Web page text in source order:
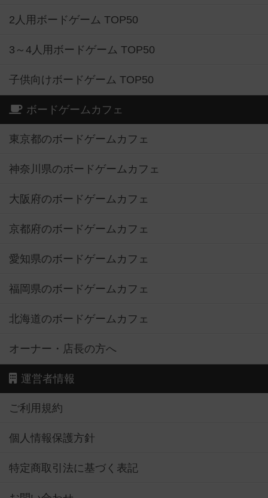
2人用ボードゲーム TOP50
3～4人用ボードゲーム TOP50
子供向けボードゲーム TOP50
ボードゲームカフェ
東京都のボードゲームカフェ
神奈川県のボードゲームカフェ
大阪府のボードゲームカフェ
京都府のボードゲームカフェ
愛知県のボードゲームカフェ
福岡県のボードゲームカフェ
北海道のボードゲームカフェ
オーナー・店長の方へ
運営者情報
ご利用規約
個人情報保護方針
特定商取引法に基づく表記